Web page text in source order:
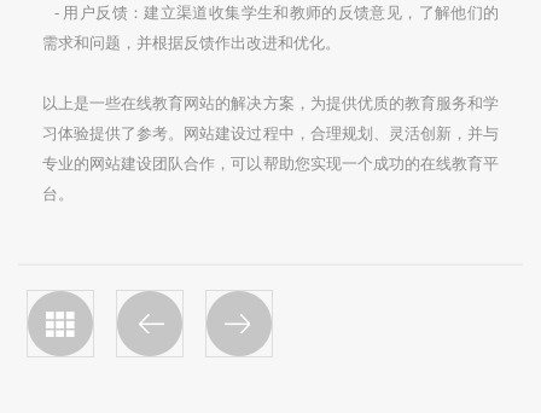
- 用户反馈：建立渠道收集学生和教师的反馈意见，了解他们的
需求和问题，并根据反馈作出改进和优化。
以上是一些在线教育网站的解决方案，为提供优质的教育服务和学
习体验提供了参考。网站建设过程中，合理规划、灵活创新，并与
专业的网站建设团队合作，可以帮助您实现一个成功的在线教育平
台。